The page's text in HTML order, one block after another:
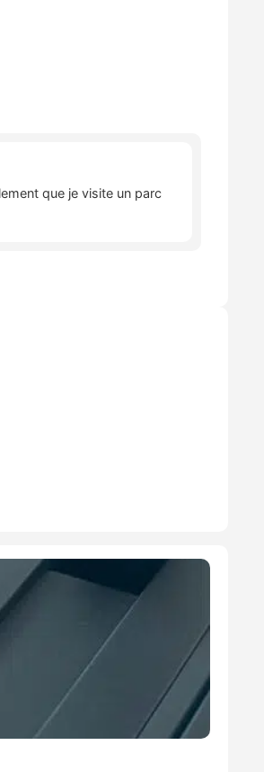
que je visite un parc